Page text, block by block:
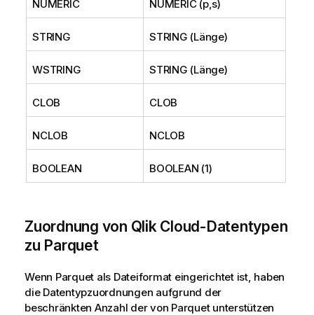
NUMERIC NUMERIC (p,s)
STRING STRING (Länge)
WSTRING STRING (Länge)
CLOB CLOB
NCLOB NCLOB
BOOLEAN BOOLEAN (1)
Zuordnung von Qlik Cloud-Datentypen
zu Parquet
Wenn Parquet als Dateiformat eingerichtet ist, haben
die Datentypzuordnungen aufgrund der
beschränkten Anzahl der von Parquet unterstützen